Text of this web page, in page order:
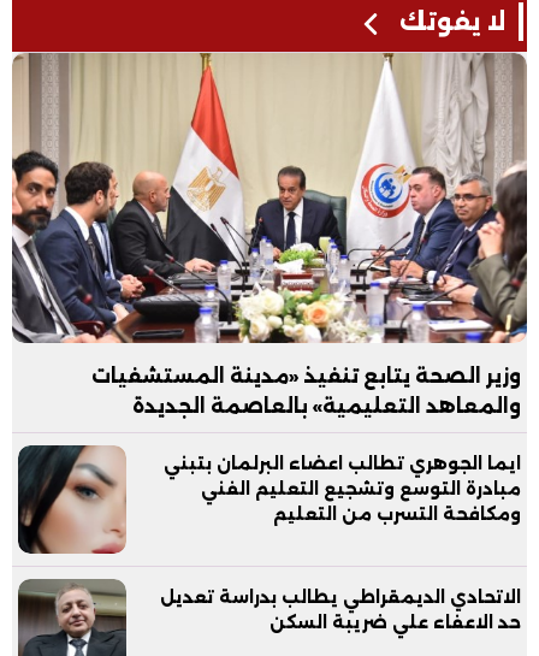
لا يفوتك
وزير الصحة يتابع تنفيذ «مدينة المستشفيات
والمعاهد التعليمية» بالعاصمة الجديدة
ايما الجوهري تطالب اعضاء البرلمان بتبني
مبادرة التوسع وتشجيع التعليم الفني
ومكافحة التسرب من التعليم
الاتحادي الديمقراطي يطالب بدراسة تعديل
حد الاعفاء علي ضريبة السكن